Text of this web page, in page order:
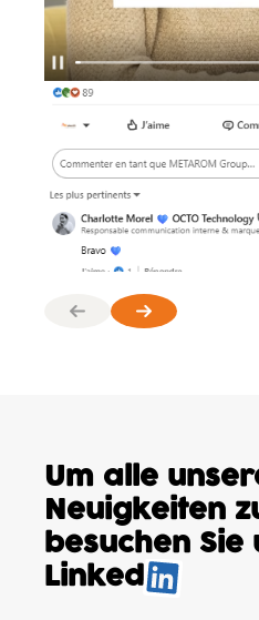
Um alle
Neuigkeiten
besuchen Sie
Linked.